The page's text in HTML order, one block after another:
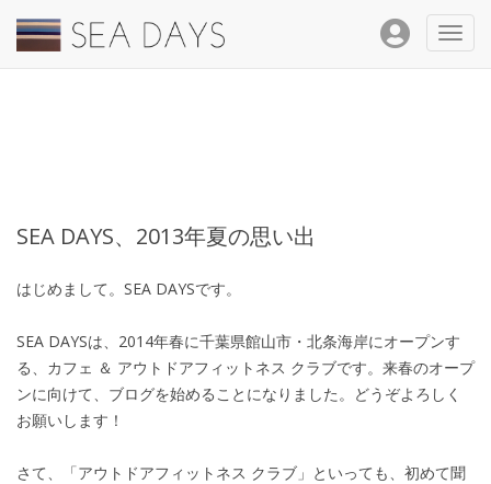
SEA DAYS、2013年夏の思い出
はじめまして。SEA DAYSです。
SEA DAYSは、2014年春に千葉県館山市・北条海岸にオープンす
る、カフェ ＆ アウトドアフィットネス クラブです。来春のオープ
ンに向けて、ブログを始めることになりました。どうぞよろしく
お願いします！
さて、「アウトドアフィットネス クラブ」といっても、初めて聞